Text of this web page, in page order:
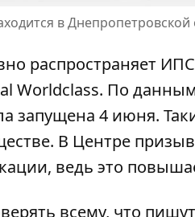
в Днепропетровской
распространяет
Worldclass. По
запущена 4 июня.
В Центре
ведь это
всему, что